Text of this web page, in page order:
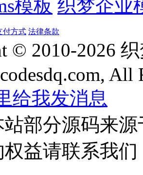
模板 织梦企业
付方式 法律条款
© 2010-2026
All
部分源码来
益请联系我